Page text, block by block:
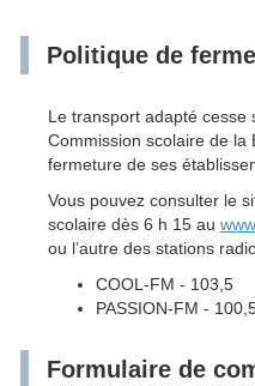
Politique de
Le transport adapté cesse
Commission scolaire de la
fermeture de ses
Vous pouvez consulter le
scolaire dès 6 h 15 au
ou l’autre des stations
COOL-FM - 103,5
PASSION-FM -
Formulaire de